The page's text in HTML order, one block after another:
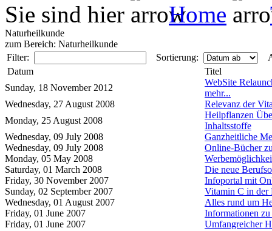
Sie sind hier Home
Naturheilkunde
zum Bereich: Naturheilkunde
Filter:
Sortierung:
Datum
Titel
Sunday, 18 November 2012
WebSite
mehr...
Wednesday, 27 August 2008
Relevanz der
Monday, 25 August 2008
Heilpflanzen
Inhaltsstoffe
Wednesday, 09 July 2008
Ganzheitliche
Wednesday, 09 July 2008
Online-Bücher
Monday, 05 May 2008
Saturday, 01 March 2008
Die neue
Friday, 30 November 2007
Infoportal mit
Sunday, 02 September 2007
Vitamin C in der
Wednesday, 01 August 2007
Alles rund um
Friday, 01 June 2007
Informationen
Friday, 01 June 2007
Umfangreicher